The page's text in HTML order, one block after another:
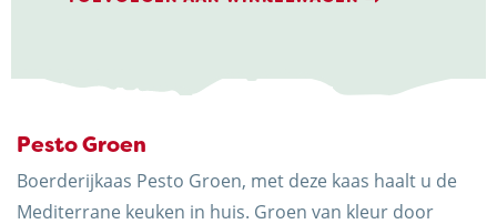
Pesto Groen
Boerderijkaas Pesto Groen, met deze kaas haalt u de
Mediterrane keuken in huis. Groen van kleur door